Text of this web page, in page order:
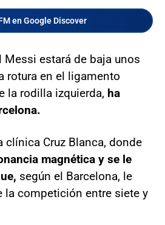
en Google Discover
Messi estará de baja unos
rotura en el ligamento
la rodilla izquierda, ha
clínica Cruz Blanca, donde
magnética y se le
según el Barcelona, le
la competición entre siete y